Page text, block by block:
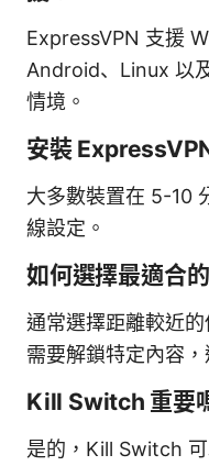
ExpressVPN 支援
Android、Linux 以
情境。
安裝
大多數裝置在 5-10
線設定。
如何選擇最適合
通常選擇距離較近
需要解鎖特定內容
Kill Switch 重要
是的，Kill Switch